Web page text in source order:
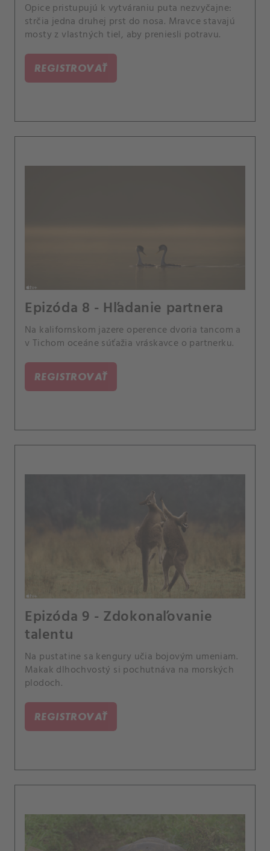
Opice pristupujú k vytváraniu puta nezvyčajne:
strčia jedna druhej prst do nosa. Mravce stavajú
mosty z vlastných tiel, aby preniesli potravu.
REGISTROVAŤ
Epizóda 8 - Hľadanie partnera
Na kalifornskom jazere operence dvoria tancom a
v Tichom oceáne súťažia vráskavce o partnerku.
REGISTROVAŤ
Epizóda 9 - Zdokonaľovanie
talentu
Na pustatine sa kengury učia bojovým umeniam.
Makak dlhochvostý si pochutnáva na morských
plodoch.
REGISTROVAŤ